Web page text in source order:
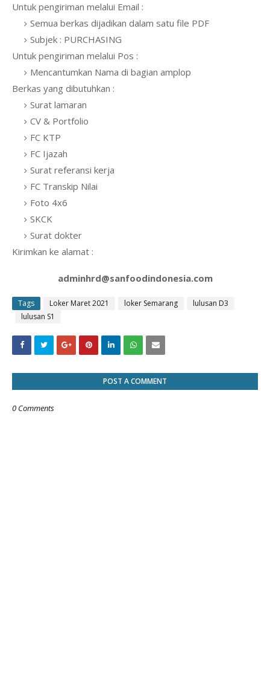
Untuk pengiriman melalui Email :
Semua berkas dijadikan dalam satu file PDF
Subjek : PURCHASING
Untuk pengiriman melalui Pos :
Mencantumkan Nama di bagian amplop
Berkas yang dibutuhkan :
Surat lamaran
CV & Portfolio
FC KTP
FC Ijazah
Surat referansi kerja
FC Transkip Nilai
Foto 4x6
SKCK
Surat dokter
Kirimkan ke alamat :
adminhrd@sanfoodindonesia.com
Tags Loker Maret 2021 loker Semarang
lulusan D3
lulusan S1
POST A COMMENT
0 Comments